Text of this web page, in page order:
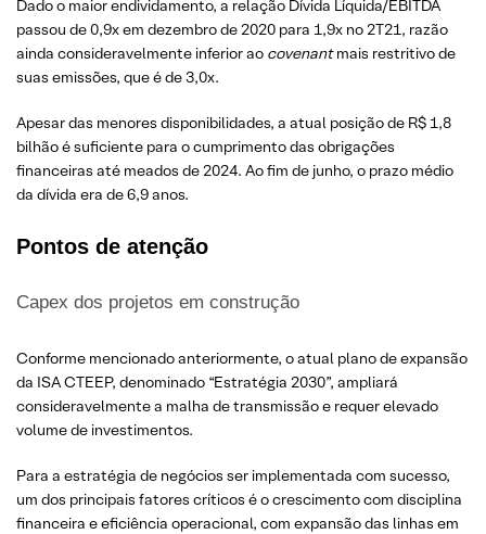
Dado o maior endividamento, a relação Dívida Líquida/EBITDA
passou de 0,9x em dezembro de 2020 para 1,9x no 2T21, razão
ainda consideravelmente inferior ao covenantmais restritivo de
suas emissões, que é de 3,0x.
Apesar das menores disponibilidades, a atual posição de R$ 1,8
bilhão é suficiente para o cumprimento das obrigações
financeiras até meados de 2024. Ao fim de junho, o prazo médio
da dívida era de 6,9 anos.
Pontos de atenção
Capex dos projetos em construção
Conforme mencionado anteriormente, o atual plano de expansão
da ISA CTEEP, denominado “Estratégia 2030”, ampliará
consideravelmente a malha de transmissão e requer elevado
volume de investimentos.
Para a estratégia de negócios ser implementada com sucesso,
um dos principais fatores críticos é o crescimento com disciplina
financeira e eficiência operacional, com expansão das linhas em